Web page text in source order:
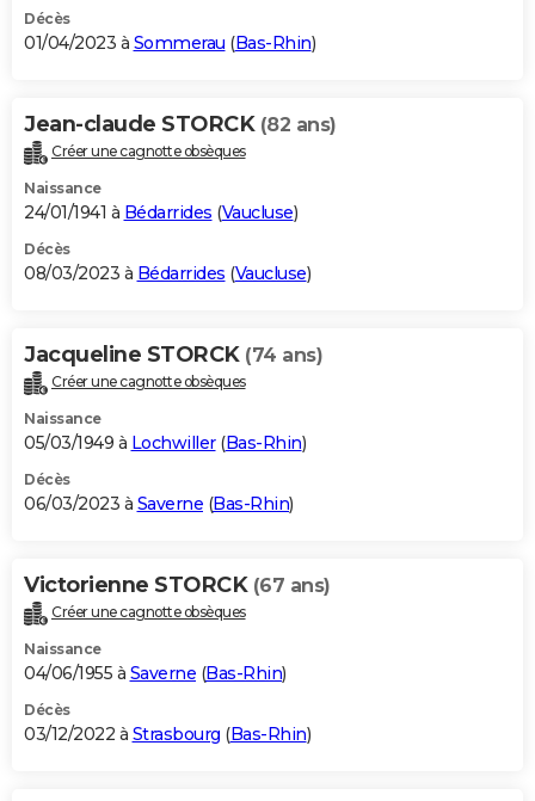
Décès
01/04/2023 à Sommerau (Bas-Rhin)
Jean-claude STORCK (82 ans)
Créer une cagnotte obsèques
Naissance
24/01/1941 à Bédarrides (Vaucluse)
Décès
08/03/2023 à Bédarrides (Vaucluse)
Jacqueline STORCK (74 ans)
Créer une cagnotte obsèques
Naissance
05/03/1949 à Lochwiller(Bas-Rhin)
Décès
06/03/2023 à Saverne (Bas-Rhin)
Victorienne STORCK (67 ans)
Créer une cagnotte obsèques
Naissance
04/06/1955 à Saverne (Bas-Rhin)
Décès
03/12/2022 à Strasbourg (Bas-Rhin)